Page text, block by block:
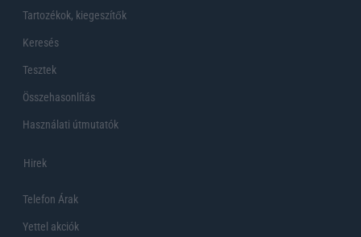
Tartozékok, kiegeszítők
Keresés
Tesztek
Összehasonlítás
Használati útmutatók
Hirek
Telefon Árak
Yettel akciók